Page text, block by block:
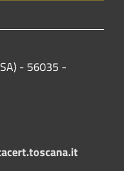
- 56035 -